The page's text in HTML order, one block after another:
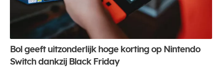
Bol geeft uitzonderlijk hoge korting op Nintendo
Switch dankzij Black Friday